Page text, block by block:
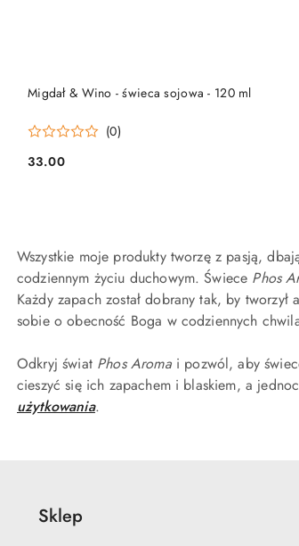
Migdał & Wino - świeca sojowa - 120 ml
(0)
Cena:
33.00
DO KOSZYKA
Wszystkie moje produkty tworzę z pasją,
codziennym życiu duchowym. Świece Phos
Każdy zapach został dobrany tak, by
sobie o obecność Boga w codziennych
Odkryj świat Phos Aromai pozwól, aby
cieszyć się ich zapachem i blaskiem, a
użytkowania.
Sklep